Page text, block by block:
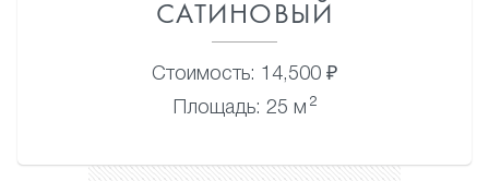
САТИНОВЫЙ
Стоимость: 14,500 ₽
Площадь: 25 м 2